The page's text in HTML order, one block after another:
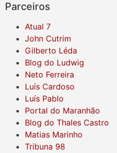
Parceiros
Atual 7
John Cutrim
Gilberto Léda
Blog do Ludwig
Neto Ferreira
Luís Cardoso
Luís Pablo
Portal do Maranhão
Blog do Thales Castro
Matias Marinho
Tribuna 98